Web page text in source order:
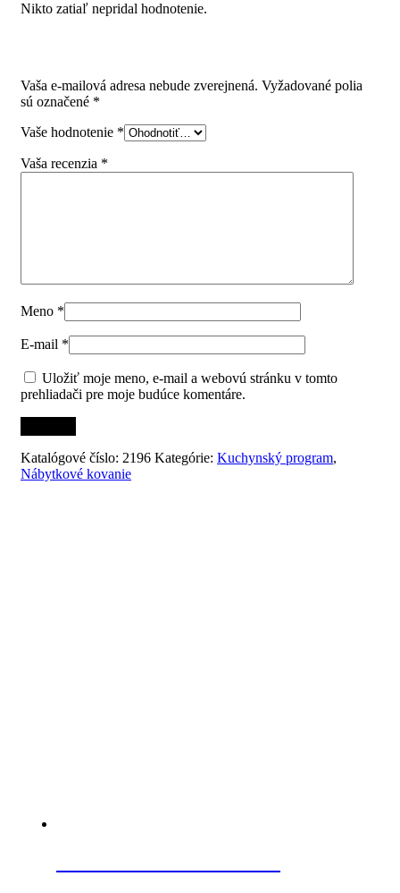
Nikto zatiaľ nepridal hodnotenie.
Vaša e-mailová adresa nebude zverejnená. Vyžadované polia
sú označené *
Vaše hodnotenie *
Vaša recenzia *
Meno *
E-mail *
Uložiť moje meno, e-mail a webovú stránku v tomto
prehliadači pre moje budúce komentáre.
Katalógové číslo: 2196 Kategórie: Kuchynský program,
Nábytkové kovanie